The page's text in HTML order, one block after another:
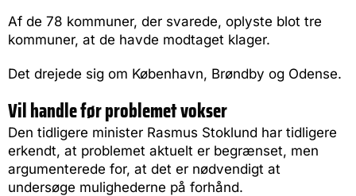
Af de 78 kommuner, der svarede, oplyste blot tre
kommuner, at de havde modtaget klager.
Det drejede sig om København, Brøndby og Odense.
Vil handle før problemet vokser
Den tidligere minister Rasmus Stoklund har tidligere
erkendt, at problemet aktuelt er begrænset, men
argumenterede for, at det er nødvendigt at
undersøge mulighederne på forhånd.